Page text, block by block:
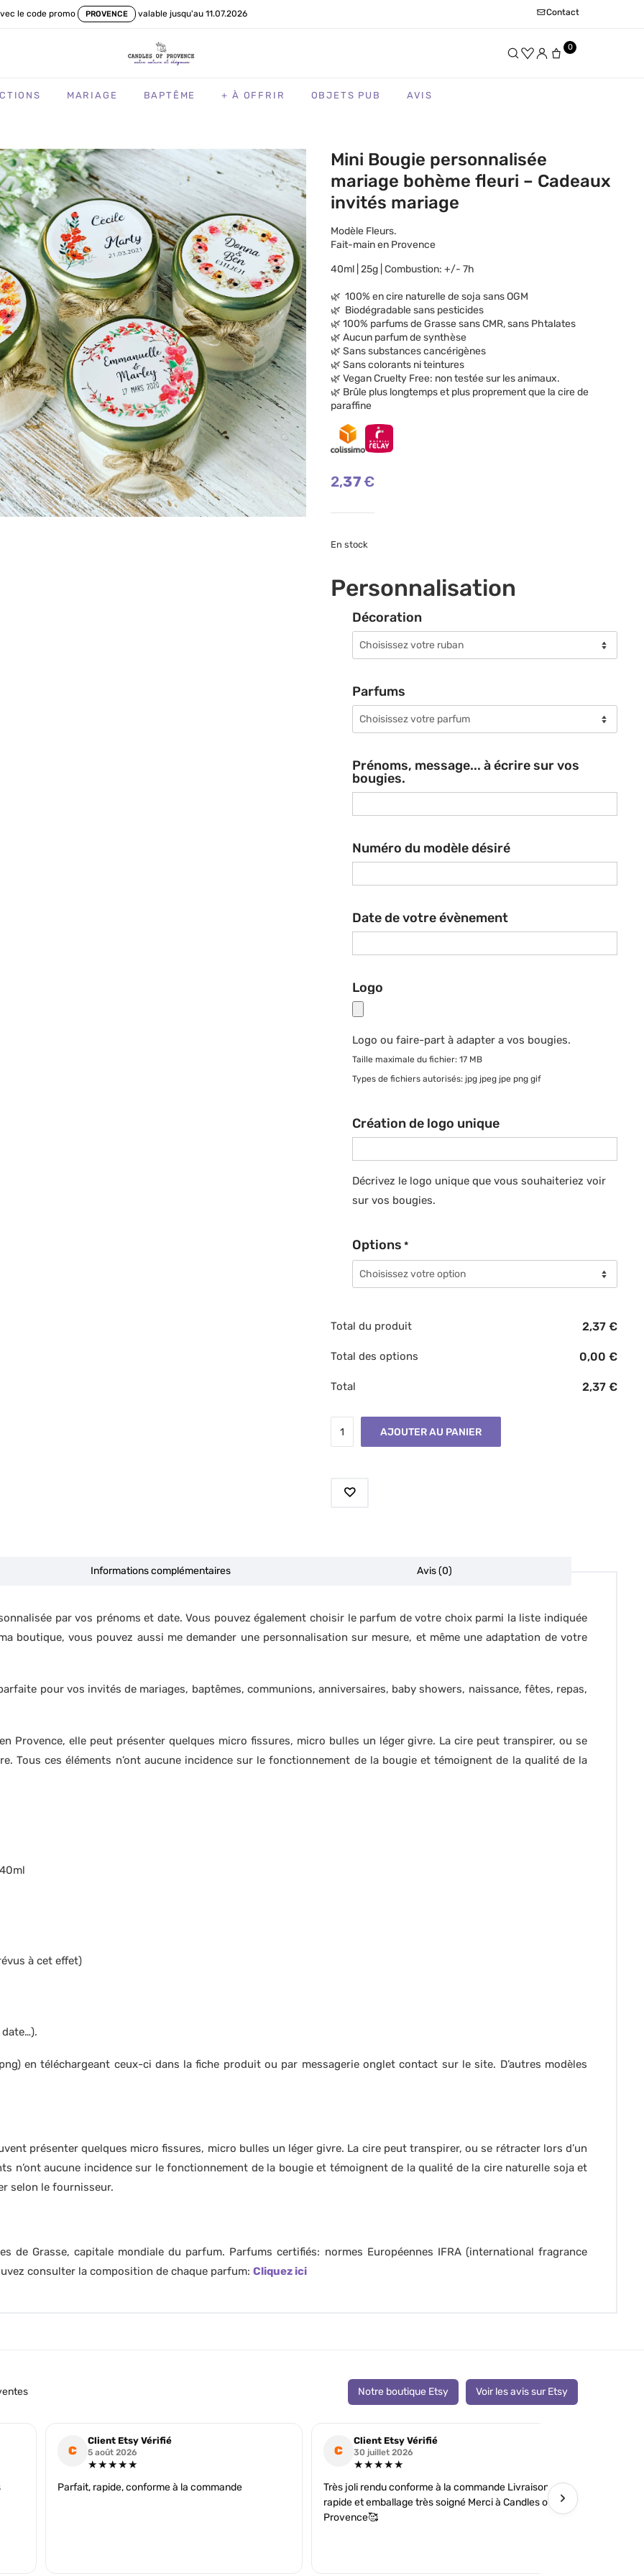
le code promo PROVENCE valable jusqu'au 11.07.2026 Contact
0
MARIAGE BAPTÊME + À OFFRIR OBJETS PUB AVIS
Mini Bougie personnalisée
mariage bohème fleuri – Cadeaux
invités mariage
Modèle Fleurs.
Fait-main en Provence
40ml | 25g | Combustion: +/- 7h
🌿 100% en cire naturelle de soja sans OGM
🌿 Biodégradable sans pesticides
🌿 100% parfums de Grasse sans CMR, sans Phtalates
🌿 Aucun parfum de synthèse
🌿 Sans substances cancérigènes
🌿 Sans colorants ni teintures
🌿 Vegan Cruelty Free: non testée sur les animaux.
🌿 Brûle plus longtemps et plus proprement que la cire de
paraffine
2,37€
En stock
Personnalisation
Décoration
Parfums
Prénoms, message... à écrire sur vos
bougies.
Numéro du modèle désiré
Date de votre évènement
Logo
Logo ou faire-part à adapter a vos bougies.
Taille maximale du fichier: 17 MB
Types de fichiers autorisés: jpg jpeg jpe png gif
Création de logo unique
Décrivez le logo unique que vous souhaiteriez voir
sur vos bougies.
Options *
Total du produit 2,37 €
Total des options 0,00 €
Total 2,37 €
AJOUTER AU PANIER
Informations complémentaires Avis (0)
par vos prénoms et date. Vous pouvez également choisir le parfum de votre choix parmi la liste indiquée
boutique, vous pouvez aussi me demander une personnalisation sur mesure, et même une adaptation de votre
pour vos invités de mariages, baptêmes, communions, anniversaires, baby showers, naissance, fêtes, repas,
Provence, elle peut présenter quelques micro fissures, micro bulles un léger givre. La cire peut transpirer, ou se
Tous ces éléments n’ont aucune incidence sur le fonctionnement de la bougie et témoignent de la qualité de la
à cet effet)
en téléchargeant ceux-ci dans la fiche produit ou par messagerie onglet contact sur le site. D’autres modèles
présenter quelques micro fissures, micro bulles un léger givre. La cire peut transpirer, ou se rétracter lors d’un
n’ont aucune incidence sur le fonctionnement de la bougie et témoignent de la qualité de la cire naturelle soja et
selon le fournisseur.
de Grasse, capitale mondiale du parfum. Parfums certifiés: normes Européennes IFRA (international fragrance
consulter la composition de chaque parfum: Cliquez ici
Notre boutique Etsy Voir les avis sur Etsy
C
Client Etsy Vérifié
5 août 2026
★★★★★
Parfait, rapide, conforme à la commande
C
Client Etsy Vérifié
30 juillet 2026
★★★★★
Très joli rendu conforme à la commande Livraison
rapide et emballage très soigné Merci à Candles of
Provence🥰
›